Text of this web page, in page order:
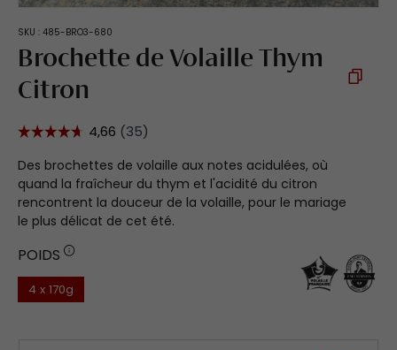
SKU : 485-BRO3-680
Brochette de Volaille Thym
Citron
Des brochettes de volaille aux notes acidulées, où
quand la fraîcheur du thym et l'acidité du citron
rencontrent la douceur de la volaille, pour le mariage
le plus délicat de cet été.
POIDS
4 x 170g